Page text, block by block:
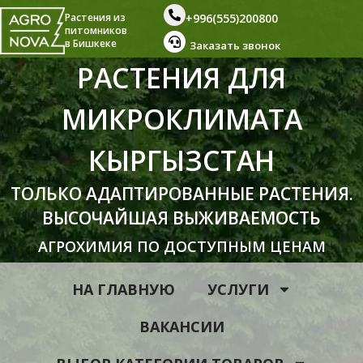
Растения из
питомников
в Бишкеке
+996(555)200800
Заказать звонок
РАСТЕНИЯ ДЛЯ
МИКРОКЛИМАТА
КЫРГЫЗСТАН
ТОЛЬКО АДАПТИРОВАННЫЕ РАСТЕНИЯ.
ВЫСОЧАЙШАЯ ВЫЖИВАЕМОСТЬ
АГРОХИМИЯ ПО ДОСТУПНЫМ ЦЕНАМ
НА ГЛАВНУЮ
УСЛУГИ
ВАКАНСИИ